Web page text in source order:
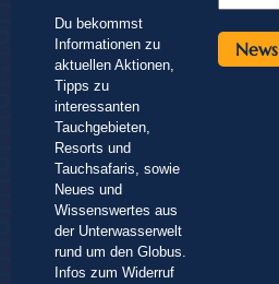
Du bekommst
Informationen zu
aktuellen Aktionen,
Tipps zu
interessanten
Tauchgebieten,
Resorts und
Tauchsafaris, sowie
Neues und
Wissenswertes aus
der Unterwasserwelt
rund um den Globus.
Infos zum Widerruf